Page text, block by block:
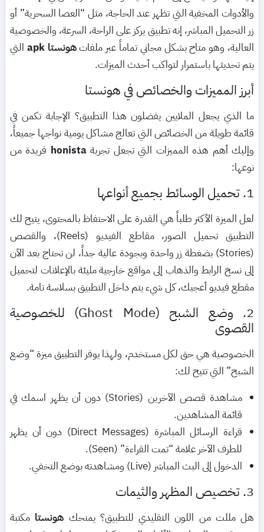
والأدوات المخفية التي تظهر عند الحاجة، مثل “العصا السحرية” أو
زر التحميل المباشر، إنه تطبيق يركز على الراحة، السرعة، والخصوصية
العالية، وهو متاح بشكل مجاني تماماً عبر ملفاتهونستا apk
التي
يتم تحديثها باستمرار لتواكب أحدث الميزات.
أبرز المميزات والخصائص في هونستا
ما الذي يجعل الملايين يفضلون هذا التطبيق؟ الإجابة تكمن في
قائمة طويلة من الخصائص التي تعالج مشاكل يومية نواجها جميعاً،
وإليك أهم هذه المميزات التي تجعل تجربةhonista فريدة من
نوعها:
1. تحميل الوسائط بجميع أنواعها
لعل الميزة الأكثر طلباً هي القدرة على الاحتفاظ بالمحتوى، يتيح لك
التطبيق تحميل الصور، مقاطع الفيديو (Reels)، والقصص
(Stories) بضغطة زر واحدة وبجودة عالية جداً، لن تحتاج بعد الآن
إلى نسخ الرابط والذهاب إلى مواقع خارجية مليئة بالإعلانات لتحميل
مقطع فيديو أعجبك، كل شيء يتم داخل التطبيق بسلاسة تامة.
2. وضع الشبح (Ghost Mode) للخصوصية
القصوى
الخصوصية هي حق لكل مستخدم، ولهذا يوفر التطبيق ميزة “وضع
الشبح” التي تتيح لك:
مشاهدة قصص الآخرين (Stories) دون أن يظهر اسمك في
قائمة المشاهدين.
قراءة الرسائل المباشرة (Direct Messages) دون أن يظهر
للطرف الآخر علامة “تمت القراءة” (Seen).
الدخول إلى البث المباشر (Live) ومشاهدته بوضع التخفي.
3. تخصيص المظهر والثيمات
هل مللت من اللون التقليدي للتطبيق؟ يمنحك هونستا مكتبة